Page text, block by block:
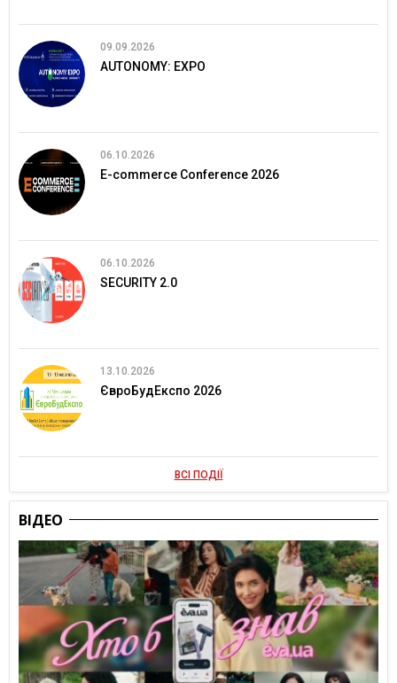
09.09.2026
AUTONOMY: EXPO
06.10.2026
E-commerce Conference 2026
06.10.2026
SECURITY 2.0
13.10.2026
ЄвроБудЕкспо 2026
ВСІ ПОДІЇ
ВІДЕО